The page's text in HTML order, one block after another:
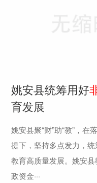
姚安县统筹用好
育发展
姚安县聚“财”助“教”，在
提下，坚持多点发力，
教育高质量发展。姚安
政资金···